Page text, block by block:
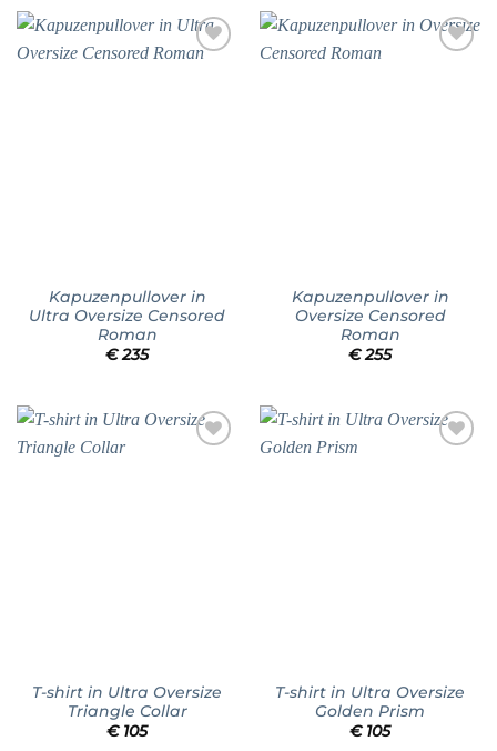
Kapuzenpullover in
Ultra Oversize Censored
Roman
€235
Kapuzenpullover in
Oversize Censored
Roman
€255
T-shirt in Ultra Oversize
Triangle Collar
€105
T-shirt in Ultra Oversize
Golden Prism
€105